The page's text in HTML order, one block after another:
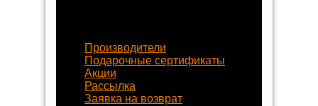
Производители
Подарочные сертификаты
Акции
Рассылка
Заявка на возврат